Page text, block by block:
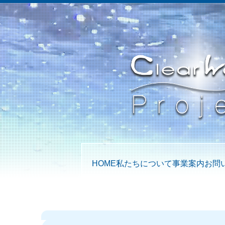
HOME私たちについて事業案内お問